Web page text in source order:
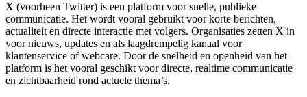
X (voorheen Twitter) is een platform voor snelle, publieke
communicatie. Het wordt vooral gebruikt voor korte berichten,
actualiteit en directe interactie met volgers. Organisaties zetten X in
voor nieuws, updates en als laagdrempelig kanaal voor
klantenservice of webcare. Door de snelheid en openheid van het
platform is het vooral geschikt voor directe, realtime communicatie
en zichtbaarheid rond actuele thema’s.